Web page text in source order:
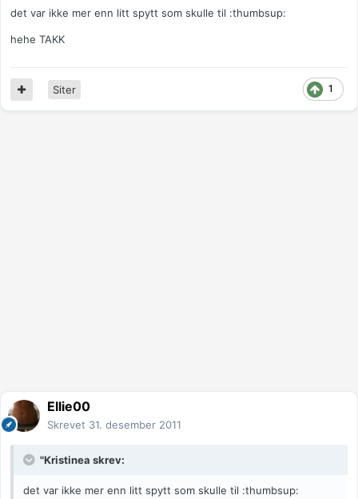
det var ikke mer enn litt spytt som skulle til :thumbsup:
hehe TAKK
1
Siter
Ellie00
Skrevet 31. desember 2011
"Kristinea skrev:
det var ikke mer enn litt spytt som skulle til :thumbsup: